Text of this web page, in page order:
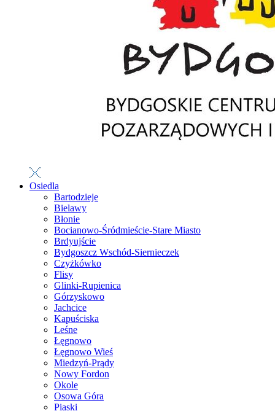
Osiedla
Bartodzieje
Bielawy
Błonie
Bocianowo-Śródmieście-Stare Miasto
Brdyujście
Bydgoszcz Wschód-Siernieczek
Czyżkówko
Flisy
Glinki-Rupienica
Górzyskowo
Jachcice
Kapuściska
Leśne
Łęgnowo
Łęgnowo Wieś
Miedzyń-Prądy
Nowy Fordon
Okole
Osowa Góra
Piaski